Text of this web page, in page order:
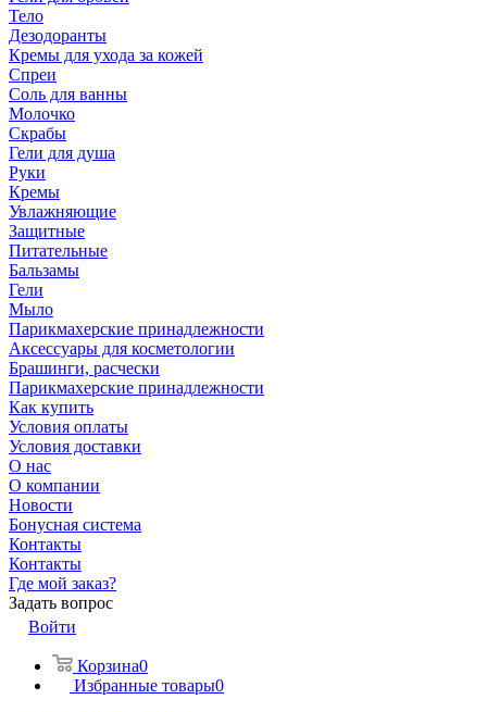
Тело
Дезодоранты
Кремы для ухода за кожей
Спреи
Соль для ванны
Молочко
Скрабы
Гели для душа
Руки
Кремы
Увлажняющие
Защитные
Питательные
Бальзамы
Гели
Мыло
Парикмахерские принадлежности
Аксессуары для косметологии
Брашинги, расчески
Парикмахерские принадлежности
Как купить
Условия оплаты
Условия доставки
О нас
О компании
Новости
Бонусная система
Контакты
Контакты
Где мой заказ?
Задать вопрос
Войти
Корзина0
Избранные товары0